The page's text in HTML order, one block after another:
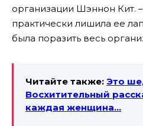
организации Шэннон Кит.
практически лишила ее
была поразить весь
Читайте также: Это
Восхитительный
каждая женщина…